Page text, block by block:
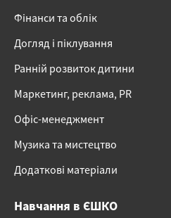
Фінанси та облік
Догляд і піклування
Ранній розвиток дитини
Маркетинг, реклама, PR
Офіс-менеджмент
Музика та мистецтво
Додаткові матеріали
Навчання в ЄШКО